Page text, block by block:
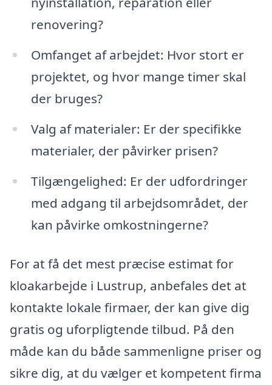
renovering?
Omfanget af arbejdet: Hvor stort er
projektet, og hvor mange timer skal
der bruges?
Valg af materialer: Er der specifikke
materialer, der påvirker prisen?
Tilgængelighed: Er der udfordringer
med adgang til arbejdsområdet, der
kan påvirke omkostningerne?
For at få det mest præcise estimat for
kloakarbejde i Lustrup, anbefales det at
kontakte lokale firmaer, der kan give dig
gratis og uforpligtende tilbud. På den
måde kan du både sammenligne priser og
sikre dig, at du vælger et kompetent firma